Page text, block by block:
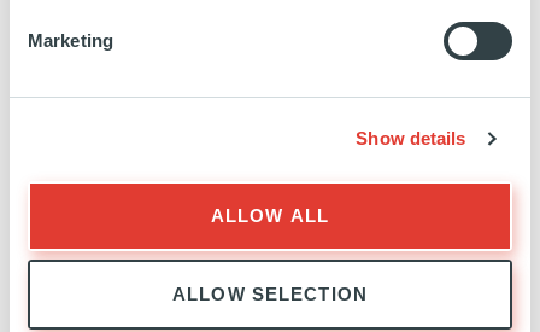
Marketing
Show details
ALLOW ALL
ALLOW SELECTION
INFRASTRUCTURE